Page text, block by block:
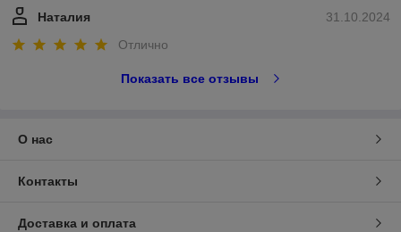
31.10.2024
Наталия
Отлично
Показать все отзывы
О нас
Контакты
Доставка и оплата